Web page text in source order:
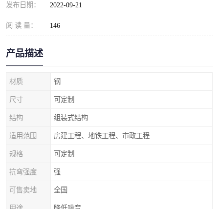
发布日期： 2022-09-21
阅 读 量： 146
产品描述
材质 钢
尺寸 可定制
结构 组装式结构
适用范围 房建工程、地铁工程、市政工程
规格 可定制
抗弯强度 强
可售卖地 全国